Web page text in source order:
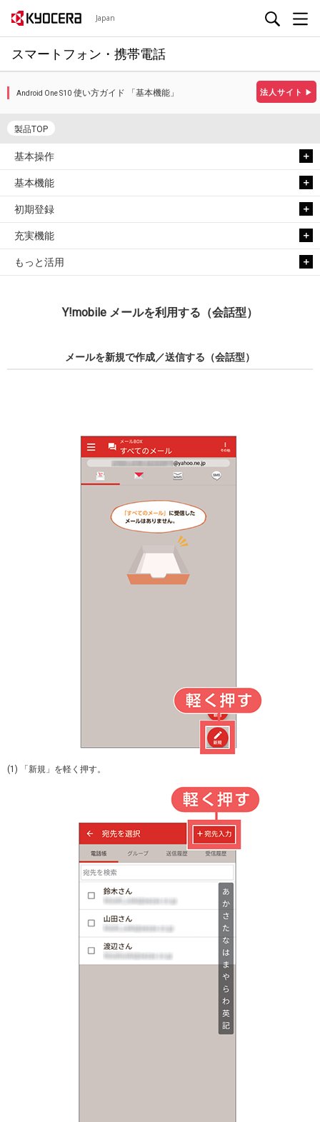
Japan
スマートフォン・携帯電話
法人サイト ▶
Android One S10 使い方ガイド 「基本機能」
製品TOP
基本操作
基本機能
初期登録
充実機能
もっと活用
Y!mobile メールを利用する（会話型）
メールを新規で作成／送信する（会話型）
(1) 「新規」を軽く押す。